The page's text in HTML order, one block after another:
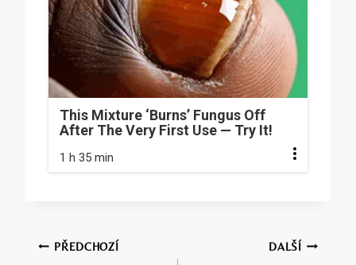
This Mixture ‘Burns’ Fungus Off
After The Very First Use — Try It!
1 h 35 min
Navigace
PŘEDCHOZÍ DALŠÍ